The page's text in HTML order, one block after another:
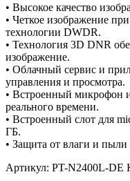
• Высокое качество
• Четкое изображение
технологии DWDR.
• Технология 3D DNR
изображение.
• Облачный сервис и
управления и просмотра.
• Встроенный микрофон
реального времени.
• Встроенный слот для
ГБ.
• Защита от влаги и пыли
Артикул: PT-N2400L-DE